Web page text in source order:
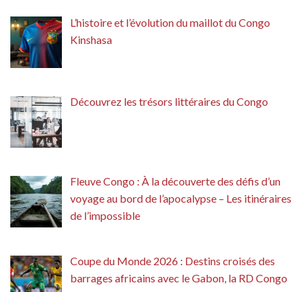
L’histoire et l’évolution du maillot du Congo
Kinshasa
Découvrez les trésors littéraires du Congo
Fleuve Congo : À la découverte des défis d’un
voyage au bord de l’apocalypse – Les itinéraires
de l’impossible
Coupe du Monde 2026 : Destins croisés des
barrages africains avec le Gabon, la RD Congo